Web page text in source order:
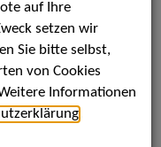
als PDF speichern
auf Ihre
setzen wir
Sie bitte selbst,
von Cookies
Informationen